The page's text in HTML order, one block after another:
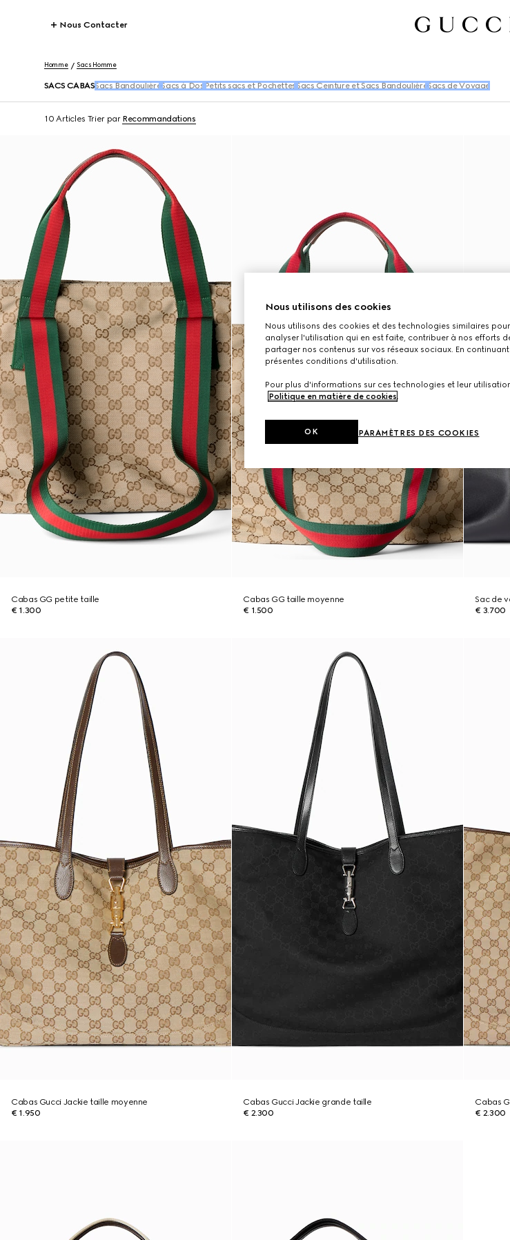
Nous Contacter
Homme Sacs Homme
SACS CABAS Sacs BandoulièreSacs à Dos Petits sacs et Pochettes Sacs Ceinture et Sacs BandoulièreSacs de Voyage
10 Articles Trier par Recommandations
Cabas GG petite taille
€ 1.300
Cabas GG taille moyenne
€ 1.500
Sac de
€ 3.700
Cabas Gucci Jackie taille moyenne
€ 1.950
Cabas Gucci Jackie grande taille
€ 2.300
Cabas
€ 2.300
Nous utilisons des cookies
Nous utilisons des cookies et des technologies similaires
analyser l'utilisation qui en est faite, contribuer à nos efforts
partager nos contenus sur vos réseaux sociaux. En
présentes conditions d'utilisation.
Pour plus d'informations sur ces technologies et leur
Politique en matière de cookies
PARAMÈTRES DES COOKIES
OK